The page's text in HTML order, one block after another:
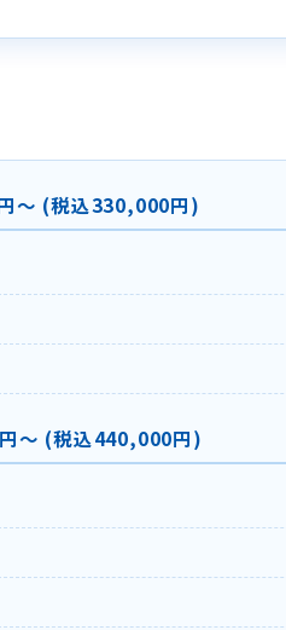
円～ (税込330,000円)
円～ (税込440,000円)